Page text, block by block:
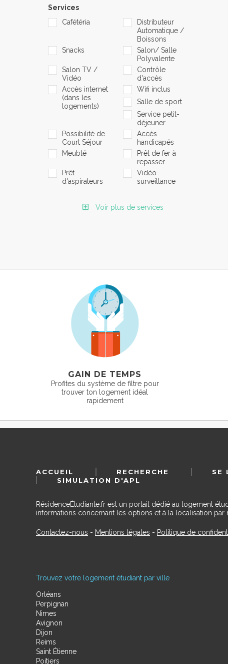
Services
Cafétéria
Distributeur
Automatique /
Boissons
Snacks
Salon/ Salle
Polyvalente
Salon TV /
Vidéo
Contrôle
d'accès
Accès internet
(dans les
logements)
Wifi inclus
Salle de sport
Service petit-
déjeuner
Possibilité de
Court Séjour
Accès
handicapés
Meublé
Prêt de fer à
repasser
Prêt
d'aspirateurs
Vidéo
surveillance
Voir plus de services
GAIN DE TEMPS
Profites du système de filtre pour
trouver ton logement idéal
rapidement
ACCUEIL RECHERCHE SE
SIMULATION D'APL
RésidenceÉtudiante.fr est un portail dédié au logement
informations concernant les options et à la localisation par
Contactez-nous - Mentions légales - Politique de
Trouvez votre logement étudiant par ville
Orléans
Perpignan
Nimes
Avignon
Dijon
Reims
Saint Étienne
Poitiers